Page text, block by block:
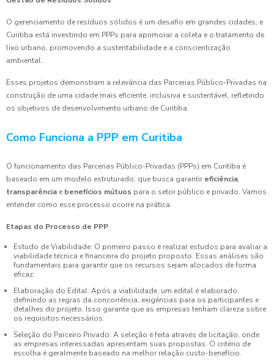
O gerenciamento de resíduos sólidos é um desafio em grandes cidades, e
Curitiba está investindo em PPPs para aprimorar a coleta e o tratamento de
lixo urbano, promovendo a sustentabilidade e a conscientização
ambiental.
Esses projetos demonstram a relevância das Parcerias Público-Privadas na
construção de uma cidade mais eficiente, inclusiva e sustentável, refletindo
os objetivos de desenvolvimento urbano de Curitiba.
Como Funciona a PPP em Curitiba
O funcionamento das Parcerias Público-Privadas (PPPs) em Curitiba é
baseado em um modelo estruturado, que busca garantir eficiência,
transparência e benefícios mútuos para o setor público e privado. Vamos
entender como esse processo ocorre na prática.
Etapas do Processo de PPP
Estudo de Viabilidade: O primeiro passo é realizar estudos para avaliar a
viabilidade técnica e financeira do projeto proposto. Essas análises são
fundamentais para garantir que os recursos sejam alocados de forma
eficaz.
Elaboração do Edital: Após a viabilidade, um edital é elaborado,
definindo as regras da concorrência, exigências para os participantes e
detalhes do projeto. Isso garante que as empresas tenham clareza sobre
os requisitos necessários.
Seleção do Parceiro Privado: A seleção é feita através de licitação, onde
as empresas interessadas apresentam suas propostas. O critério de
escolha é geralmente baseado na melhor relação custo-benefício.